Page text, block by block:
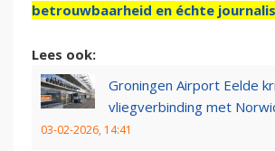
betrouwbaarheid en échte
Lees ook:
Groningen Airport Eelde
vliegverbinding met
03-02-2026, 14:41